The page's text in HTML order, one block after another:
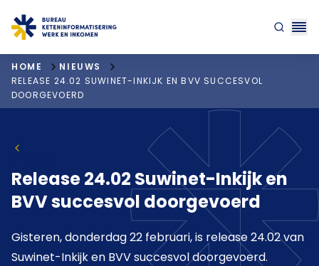
"ga naar homepagina"
HOME
NIEUWS
RELEASE 24.02 SUWINET-INKIJK EN BVV SUCCESVOL
DOORGEVOERD
Release 24.02 Suwinet-Inkijk en
BVV succesvol doorgevoerd
Gisteren, donderdag 22 februari, is release 24.02 van
Suwinet-Inkijk en BVV succesvol doorgevoerd.